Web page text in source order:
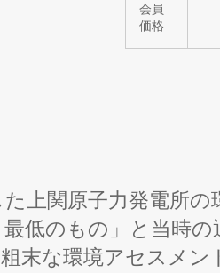
会員
価格
上関原子力発電所の
低のもの」と当時
末な環境アセスメ